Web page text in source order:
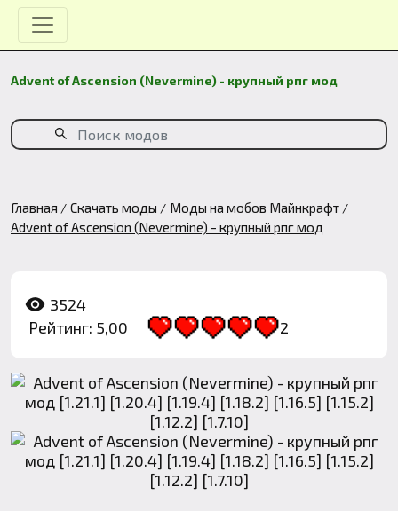
Advent of Ascension (Nevermine) - крупный рпг мод
Главная Скачать моды
Моды на мобов Майнкрафт
Advent of Ascension (Nevermine) - крупный рпг мод
3524
Рейтинг: 5,00
2